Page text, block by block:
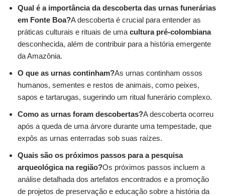
Qual é a importância da descoberta das urnas funerárias
em Fonte Boa?A descoberta é crucial para entender as
práticas culturais e rituais de uma cultura pré-colombiana
desconhecida, além de contribuir para a história emergente
da Amazônia.
O que as urnas continham?As urnas continham ossos
humanos, sementes e restos de animais, como peixes,
sapos e tartarugas, sugerindo um ritual funerário complexo.
Como as urnas foram descobertas?A descoberta ocorreu
após a queda de uma árvore durante uma tempestade, que
expôs as urnas enterradas sob suas raízes.
Quais são os próximos passos para a pesquisa
arqueológica na região?Os próximos passos incluem a
análise detalhada dos artefatos encontrados e a promoção
de projetos de preservação e educação sobre a história da